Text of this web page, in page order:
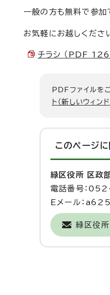
一般の方も無料で参加
お気軽にお越しくださ
チラシ （PDF
PDFファイルを
ト（新しいウィンド
このページ
緑区役所 区政
電話番号：
Eメール：
緑区役